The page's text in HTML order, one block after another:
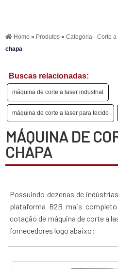
Home » Produtos»Categoria - Corte
chapa
Buscas relacionadas:
máquina de corte a laser industrial
máquina de corte a laser para tecido
MÁQUINA DE
CHAPA
Possuindo dezenas de
plataforma B2B mais
cotação de máquina de corte a
fornecedores logo abaixo: